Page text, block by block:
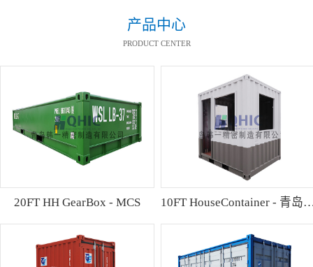
产品中心
PRODUCT CENTER
20FT HH GearBox - MCS 10FT